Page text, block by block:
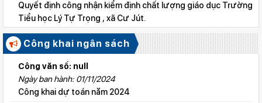
Quyết định công nhận kiểm định chất lượng giáo dục Trường
Tiểu học Lý Tự Trọng , xã Cư Jút.
Số ký hiệu: 2615/QĐ-SGDĐT
Ngày ban hành: 06/08/2026
Quyết định công nhận kiểm định chất lượng giáo dục Trường
Tiểu học Nguyễn Bỉnh Khiêm, xã Đức linh.
Số ký hiệu: 2617/QĐ-SGDĐT
Công khai ngân sách
Công văn số: null
Ngày ban hành: 01/11/2024
Công khai dự toán năm 2024